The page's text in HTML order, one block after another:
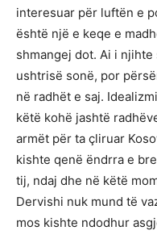
interesuar për luftën e
është një e keqe e
shmangej dot. Ai i
ushtrisë sonë, por
në radhët e saj.
këtë kohë jashtë
armët për ta çliruar
kishte qenë ëndrra e
tij, ndaj dhe në këtë
Dervishi nuk mund të
mos kishte ndodhur